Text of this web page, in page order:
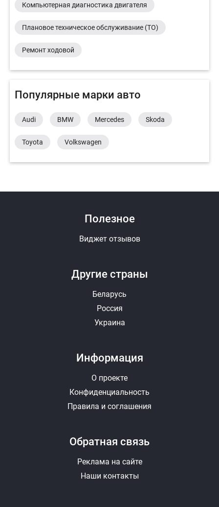
Компьютерная диагностика двигателя
Плановое техническое обслуживание (ТО)
Ремонт ходовой
Популярные марки авто
Audi BMW Mercedes Skoda
Toyota Volkswagen
Другие страны
Беларусь
Россия
Украина
Полезное
Виджет отзывов
Информация
О проекте
Конфиденциальность
Правила и соглашения
Обратная связь
Реклама на сайте
Наши контакты